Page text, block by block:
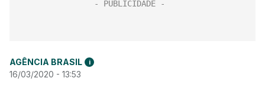
AGÊNCIA BRASIL i
16/03/2020 - 13:53